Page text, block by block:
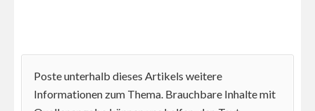
Poste unterhalb dieses Artikels weitere
Informationen zum Thema. Brauchbare Inhalte mit